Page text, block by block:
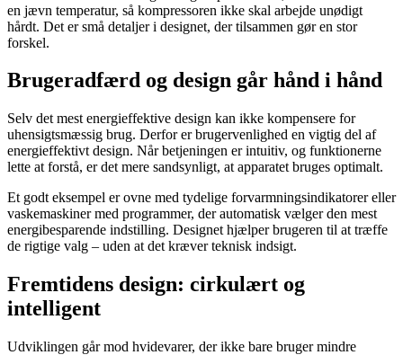
en jævn temperatur, så kompressoren ikke skal arbejde unødigt
hårdt. Det er små detaljer i designet, der tilsammen gør en stor
forskel.
Brugeradfærd og design går hånd i hånd
Selv det mest energieffektive design kan ikke kompensere for
uhensigtsmæssig brug. Derfor er brugervenlighed en vigtig del af
energieffektivt design. Når betjeningen er intuitiv, og funktionerne
lette at forstå, er det mere sandsynligt, at apparatet bruges optimalt.
Et godt eksempel er ovne med tydelige forvarmningsindikatorer eller
vaskemaskiner med programmer, der automatisk vælger den mest
energibesparende indstilling. Designet hjælper brugeren til at træffe
de rigtige valg – uden at det kræver teknisk indsigt.
Fremtidens design: cirkulært og
intelligent
Udviklingen går mod hvidevarer, der ikke bare bruger mindre